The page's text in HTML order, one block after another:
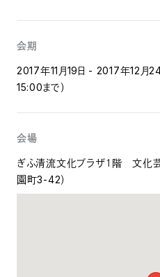
会期
2017年11月19日 - 2017年12月
15:00まで）
会場
ぎふ清流文化プラザ１階 文化
園町3-42）